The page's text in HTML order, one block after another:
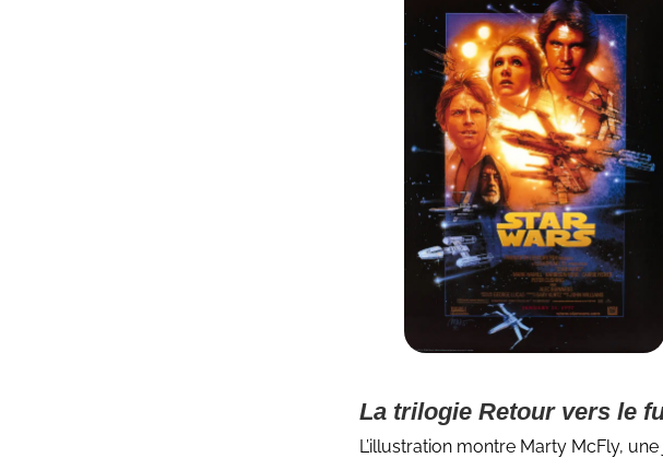
La trilogie Retour vers le
L’illustration montre Marty McFly,